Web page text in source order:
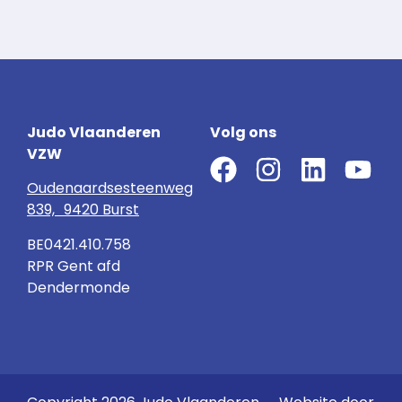
Judo Vlaanderen
VZW
Oudenaardsesteenweg
839, 9420 Burst
BE0421.410.758
RPR Gent afd
Dendermonde
Volg ons